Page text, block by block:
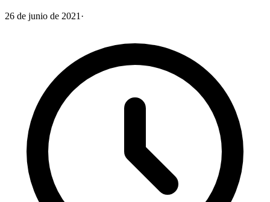
26 de junio de 2021 ·